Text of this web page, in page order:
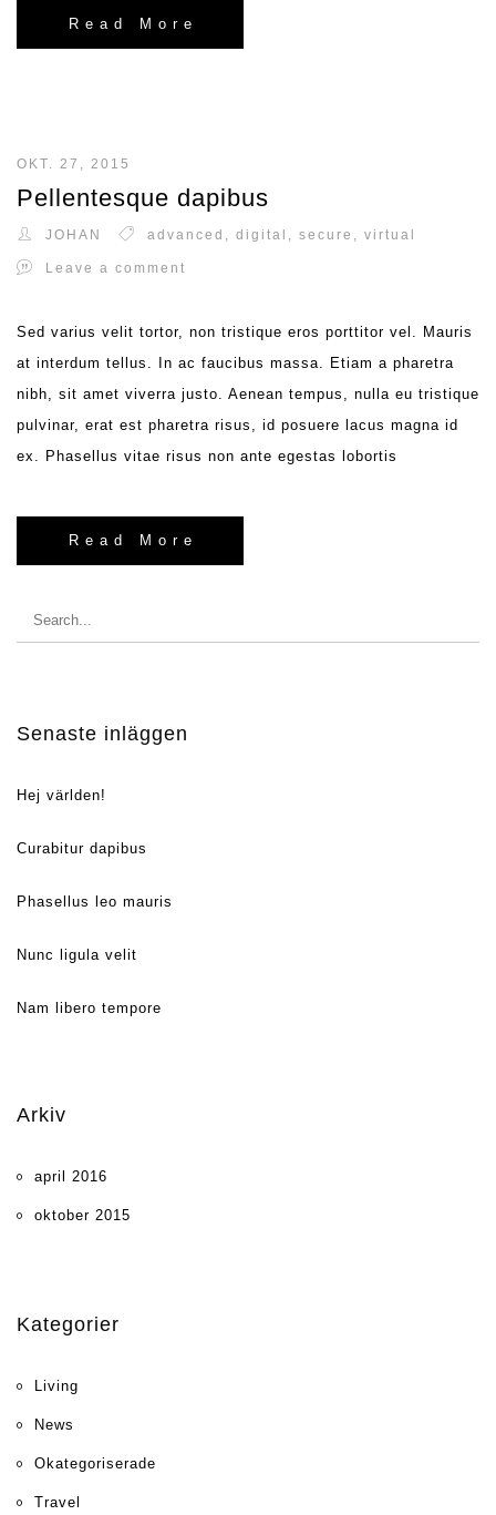
Read More
OKT. 27, 2015
Pellentesque dapibus
JOHAN advanced , digital , secure , virtual
Leave a comment
Sed varius velit tortor, non tristique eros porttitor vel. Mauris
at interdum tellus. In ac faucibus massa. Etiam a pharetra
nibh, sit amet viverra justo. Aenean tempus, nulla eu tristique
pulvinar, erat est pharetra risus, id posuere lacus magna id
ex. Phasellus vitae risus non ante egestas lobortis
Read More
Search
for:
Senaste inläggen
Hej världen!
Curabitur dapibus
Phasellus leo mauris
Nunc ligula velit
Nam libero tempore
Arkiv
april 2016
oktober 2015
Kategorier
Living
News
Okategoriserade
Travel